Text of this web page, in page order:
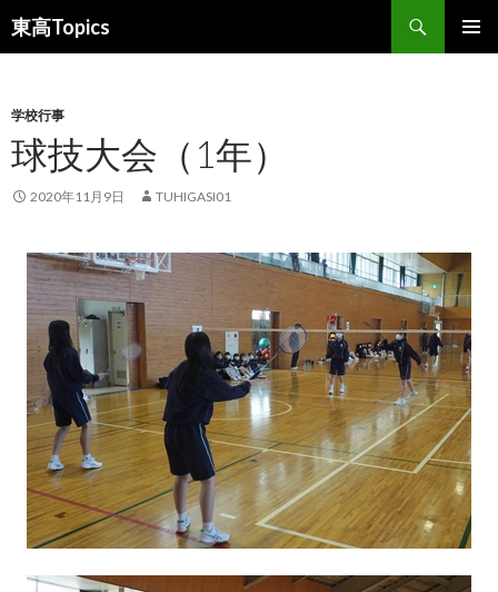
東高Topics
検
索
ン
ツ
へ
ス
学校行事
球技大会（1年）
2020年11月9日 TUHIGASI01